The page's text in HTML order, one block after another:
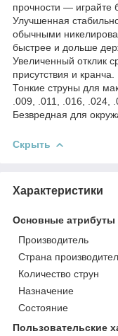
прочности — играйте
Улучшенная
обычными
быстрее и дольше
Увеличенный отклик
присутствия и кранча.
Тонкие струны для
.009, .011, .016, .024,
Безвредная для
Скрыть
Характеристики
Основные атрибуты
Производитель
Страна
Количество струн
Назначение
Состояние
Пользовательские